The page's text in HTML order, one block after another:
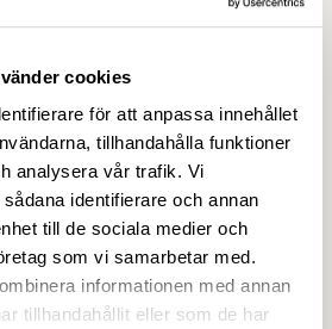
cookies
för att anpassa innehållet
tillhandahålla funktioner
analysera vår trafik. Vi
identifierare och annan
till de sociala medier och
som vi samarbetar med.
informationen med annan
tillhandahållit eller som de har
i fokus på
i Bryssel –